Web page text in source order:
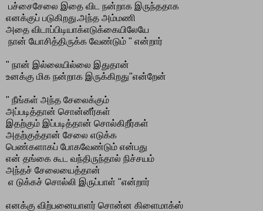
பச்சைசேலை இதை விட நன்றாக இருந்ததாக
எனக்குப் படுகிறது.அந்த அம்மணி
அதை விடாப்பிடியாக்எடுக்கையிலேயே
நான் யோசித்திருக்க வேண்டும் " என்றார்
" நான் இல்லையில்லை இதுதான்
உனக்கு மிக நன்றாக இருக்கிறது"என்றேன்
" நீங்கள் அந்த சேலைக்கும்
அப்படித்தான் சொன்னீர்கள்
இதற்கும் இப்படித்தான் சொல்கிறீர்கள்
அதற்குத்தான் சேலை எடுக்க
பெண்களாகப் போகவேண்டும் என்பது
என் தங்கை கூட வந்திருந்தால் நிச்சயம்
அந்தச் சேலையைத்தான்
எ டுக்கச் சொல்லி இருப்பாள் "என்றார்
எனக்கு விற்பனையாளர் சொன்ன கிளைமாக்ஸ்